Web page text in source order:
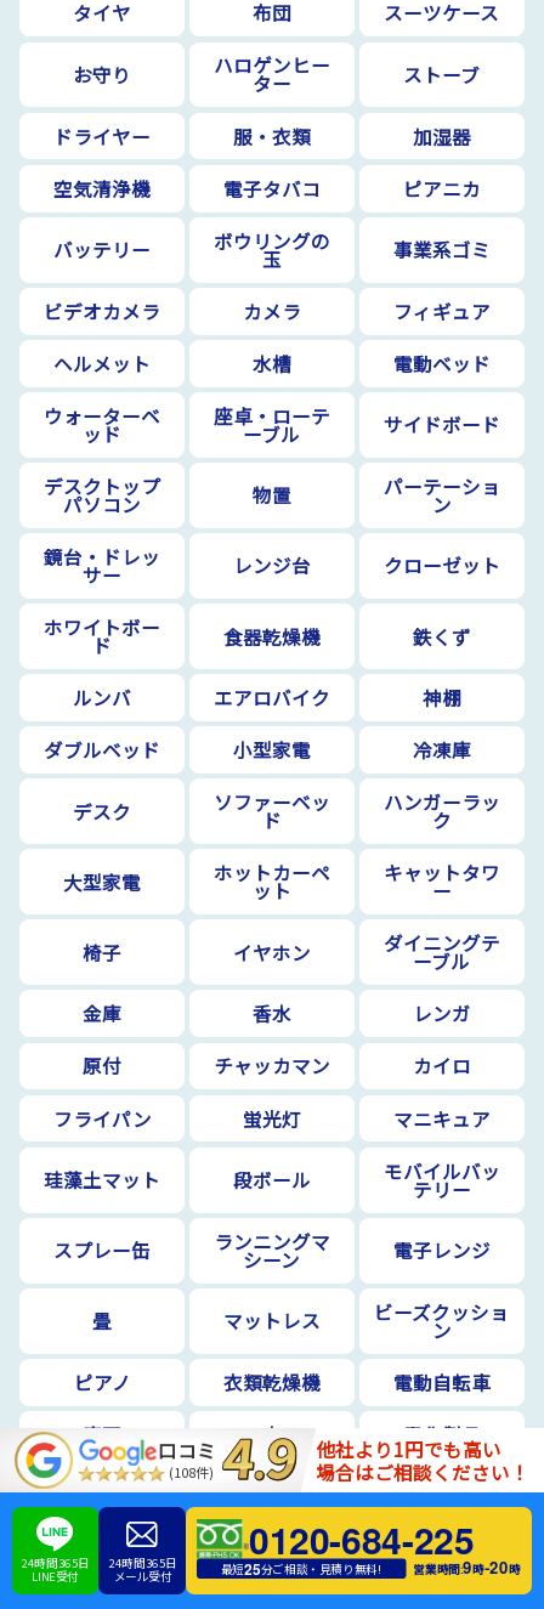
タイヤ 布団 スーツケース
お守り ハロゲンヒー
ター ストーブ
ドライヤー 服・衣類
加湿器
空気清浄機
電子タバコ ピアニカ
バッテリー ボウリングの
玉 事業系ゴミ
ビデオカメラ カメラ
フィギュア
ヘルメット
水槽
電動ベッド
ウォーターベ
ッド
座卓・ローテ
ーブル サイドボード
デスクトップ
パソコン 物置 パーテーショ
ン
鏡台・ドレッ
サー レンジ台 クローゼット
ホワイトボー
ド 食器乾燥機 鉄くず
ルンバ エアロバイク
神棚
ダブルベッド
小型家電 冷凍庫
デスク ソファーベッ
ド
ハンガーラッ
ク
大型家電 ホットカーペ
ット
キャットタワ
ー
椅子 イヤホン ダイニングテ
ーブル
金庫
香水
レンガ
原付
チャッカマン
カイロ
フライパン
蛍光灯 マニキュア
珪藻土マット 段ボール モバイルバッ
テリー
スプレー缶 ランニングマ
シーン 電子レンジ
畳 マットレス ビーズクッショ
ン
ピアノ
衣類乾燥機
電動自転車
庭石
土
電化製品
扇風機
洗濯機
物干し竿
電子ピアノ・エ
レクトーン 座椅子 雛人形
口コミ
(108件)
他社より1円でも高い
場合はご相談ください！
24時間365日
LINE受付
24時間365日
メール受付
0120-684-225
最短25分ご相談・見積り無料! 営業時間:9時-20時